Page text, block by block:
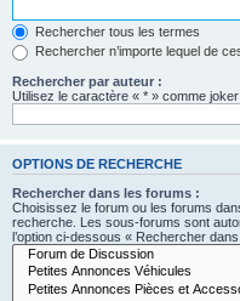
Rechercher tous les termes
Rechercher n’importe lequel de
Rechercher par auteur :
Utilisez le caractère « * » comme
OPTIONS DE RECHERCHE
Rechercher dans les forums :
Choisissez le forum ou les forums
recherche. Les sous-forums sont
l’option ci-dessous « Rechercher